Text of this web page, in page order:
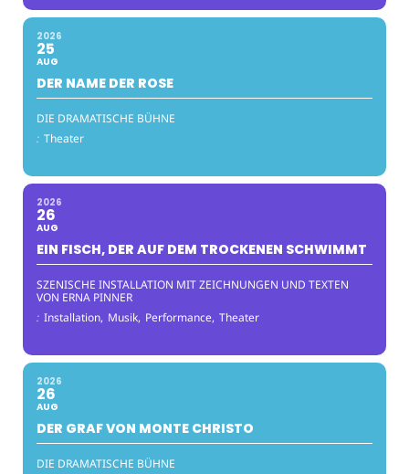
2026
25
AUG
DER NAME DER ROSE
DIE DRAMATISCHE BÜHNE
: Theater
2026
26
AUG
EIN FISCH, DER AUF DEM TROCKENEN SCHWIMMT
SZENISCHE INSTALLATION MIT ZEICHNUNGEN UND TEXTEN
VON ERNA PINNER
: Installation, Musik, Performance, Theater
2026
26
AUG
DER GRAF VON MONTE CHRISTO
DIE DRAMATISCHE BÜHNE